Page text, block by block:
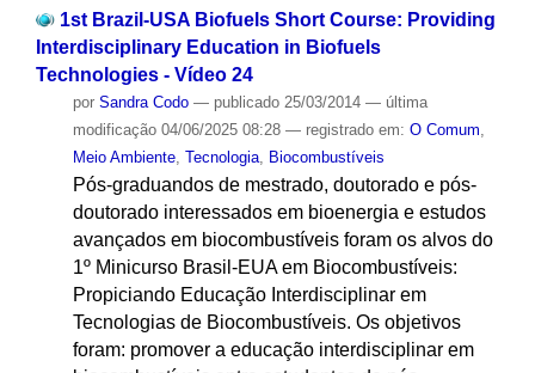
1st Brazil-USA Biofuels Short Course: Providing
Interdisciplinary Education in Biofuels
Technologies - Vídeo 24
por Sandra Codo — publicado25/03/2014 — última
modificação04/06/2025 08:28 — registrado em: O Comum
Meio Ambiente, Tecnologia, Biocombustíveis
Pós-graduandos de mestrado, doutorado e pós-
doutorado interessados em bioenergia e estudos
avançados em biocombustíveis foram os alvos do
1º Minicurso Brasil-EUA em Biocombustíveis:
Propiciando Educação Interdisciplinar em
Tecnologias de Biocombustíveis. Os objetivos
foram: promover a educação interdisciplinar em